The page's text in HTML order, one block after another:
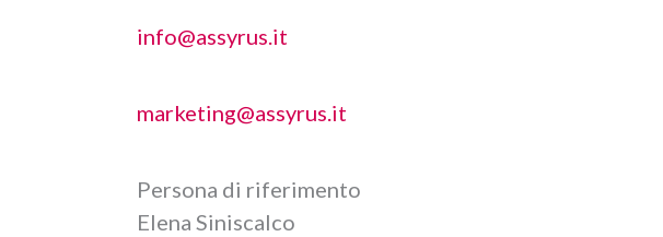
info@assyrus.it
marketing@assyrus.it
Persona di riferimento
Elena Siniscalco